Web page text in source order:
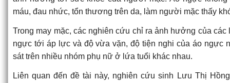
máu, đau nhức, tổn thương trên da, làm người mặc thấy
Trong may mặc, các nghiên cứu chỉ ra ảnh hưởng của các
ngực tới áp lực và độ vừa vặn, độ tiện nghi của áo ngực
sát trên nhiều nhóm phụ nữ ở lứa tuổi khác nhau.
Liên quan đến đề tài này, nghiên cứu sinh Lưu Thị